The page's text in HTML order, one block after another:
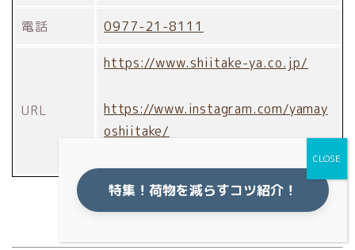
電話 0977-21-8111
URL
https://www.shiitake-ya.co.jp/
https://www.instagram.com/yamay
oshiitake/
特集！荷物を減らすコツ紹介！